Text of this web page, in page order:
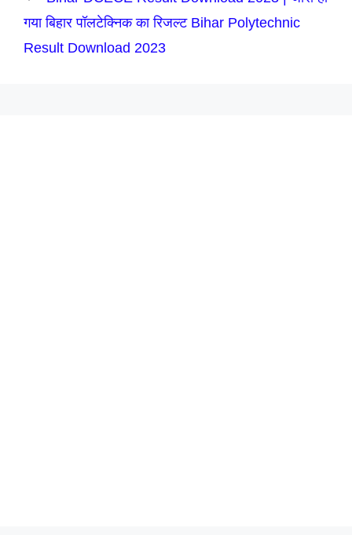
गया बिहार पॉलटेक्निक का रिजल्ट Bihar Polytechnic
Result Download 2023